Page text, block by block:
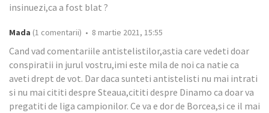
insinuezi,ca a fost blat ?
Mada (1 comentarii) • 8 martie 2021, 15:55
Cand vad comentariile antistelistilor,astia care vedeti doar
conspiratii in jurul vostru,imi este mila de noi ca natie ca
aveti drept de vot. Dar daca sunteti antistelisti nu mai intrati
si nu mai cititi despre Steaua,cititi despre Dinamo ca doar va
pregatiti de liga campionilor. Ce va e dor de Borcea,si ce il mai